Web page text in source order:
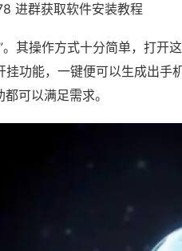
进群获取软件安装教程
其操作方式十分简单，打开
功能，一键便可以生成出手
可以满足需求。